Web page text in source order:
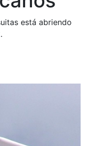
está abriendo